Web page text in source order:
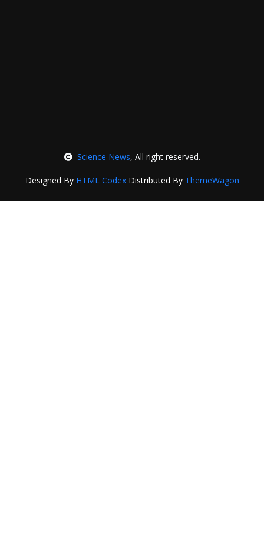
Science News, All right reserved.
Designed By HTML CodexDistributed By ThemeWagon